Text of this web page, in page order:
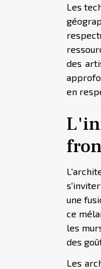
Les
des
en
une
ce
les
des
Les